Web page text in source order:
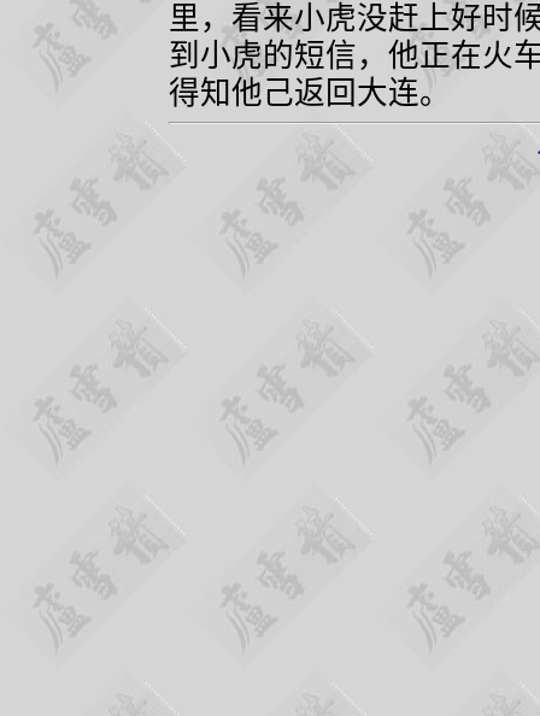
里，看来小虎没赶上好时
到小虎的短信，他正在火
得知他己返回大连。